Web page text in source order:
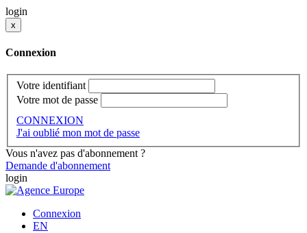
login
x
Connexion
Votre identifiant
Votre mot de passe
CONNEXION
J'ai oublié mon mot de passe
Vous n'avez pas d'abonnement ?
Demande d'abonnement
login
Connexion
EN